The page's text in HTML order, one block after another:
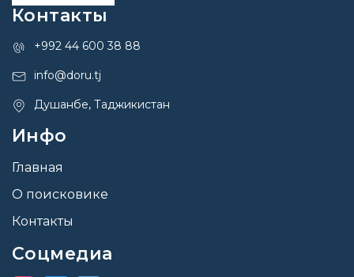
Контакты
+992 44 600 38 88
info@doru.tj
Душанбе, Таджикистан
Инфо
Главная
О поисковике
Контакты
Соцмедиа